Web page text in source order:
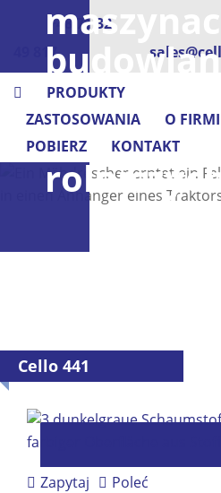
+48 71 32
49 817
PRODUKTY
ZASTOSOWANIA
O
POBIERZ
KONTAKT
maszynach
leśnych
i
Cello 441
Zapytaj Poleć